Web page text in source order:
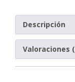
papel
kraft
|
Bolilleras®
cantidad
Descripción
Valoraciones